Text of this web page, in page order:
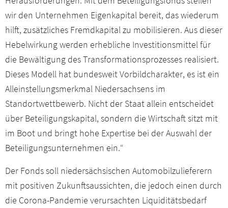
wir den Unternehmen Eigenkapital bereit, das wiederum
hilft, zusätzliches Fremdkapital zu mobilisieren. Aus dieser
Hebelwirkung werden erhebliche Investitionsmittel für
die Bewältigung des Transformationsprozesses realisiert.
Dieses Modell hat bundesweit Vorbildcharakter, es ist ein
Alleinstellungsmerkmal Niedersachsens im
Standortwettbewerb. Nicht der Staat allein entscheidet
über Beteiligungskapital, sondern die Wirtschaft sitzt mit
im Boot und bringt hohe Expertise bei der Auswahl der
Beteiligungsunternehmen ein.“
Der Fonds soll niedersächsischen Automobilzulieferern
mit positiven Zukunftsaussichten, die jedoch einen durch
die Corona-Pandemie verursachten Liquiditätsbedarf